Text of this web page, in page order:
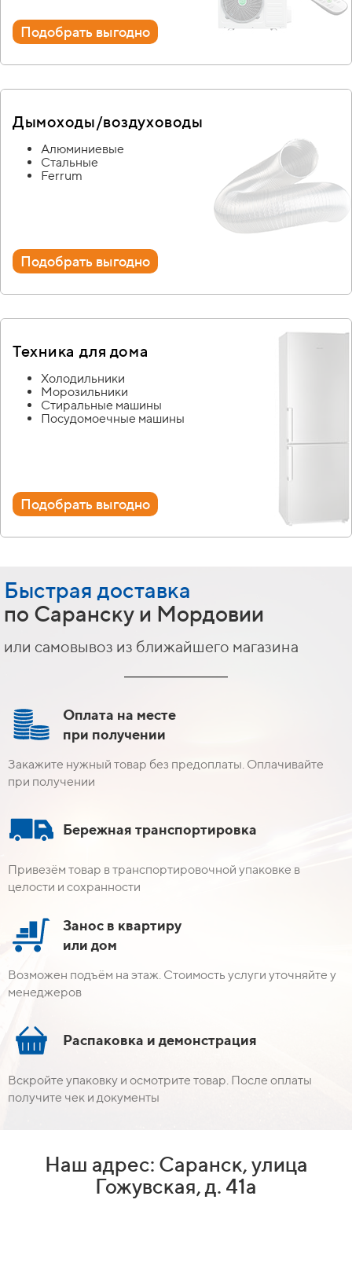
Подобрать выгодно
Дымоходы/воздуховоды
Алюминиевые
Стальные
Ferrum
Подобрать выгодно
Техника для дома
Холодильники
Морозильники
Стиральные машины
Посудомоечные машины
Подобрать выгодно
Быстрая доставка
по Саранску и Мордовии
или самовывоз из ближайшего магазина
Оплата на месте
при получении
Закажите нужный товар без предоплаты. Оплачивайте
при получении
Бережная транспортировка
Привезём товар в транспортировочной упаковке в
целости и сохранности
Занос в квартиру
или дом
Возможен подъём на этаж. Стоимость услуги уточняйте у
менеджеров
Распаковка и демонстрация
Вскройте упаковку и осмотрите товар. После оплаты
получите чек и документы
Наш адрес: Саранск, улица
Гожувская, д. 41а